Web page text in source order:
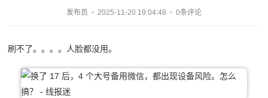
发布员 2025-11-20 19:04:48 0条评论
刷不了。。。。人脸都没用。